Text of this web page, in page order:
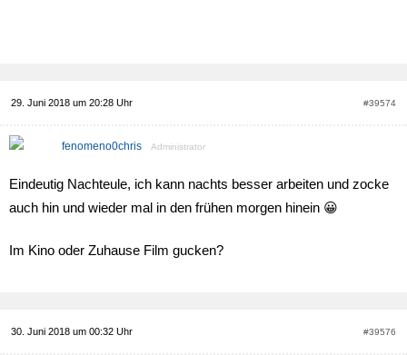
29. Juni 2018 um 20:28 Uhr #39574
fenomeno0chris Administrator
Eindeutig Nachteule, ich kann nachts besser arbeiten und zocke
auch hin und wieder mal in den frühen morgen hinein 😀
Im Kino oder Zuhause Film gucken?
30. Juni 2018 um 00:32 Uhr #39576